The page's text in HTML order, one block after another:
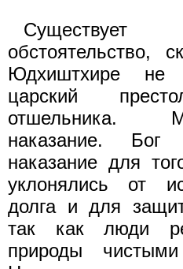
обстоятельство,
Юдхиштхире не
царский
отшельника.
наказание.
наказание для
уклонялись от
долга и для
так как люди
природы